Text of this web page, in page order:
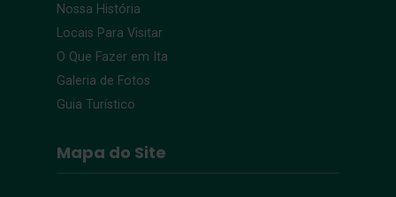
Nossa História
Locais Para Visitar
O Que Fazer em Ita
Galeria de Fotos
Guia Turístico
Mapa do Site